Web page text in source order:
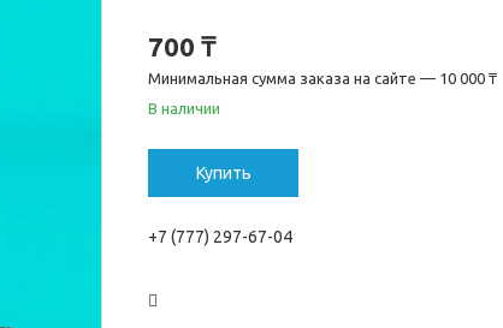
700 ₸
Минимальная сумма заказа на сайте — 10 000 ₸
В наличии
Купить
+7 (777) 297-67-04